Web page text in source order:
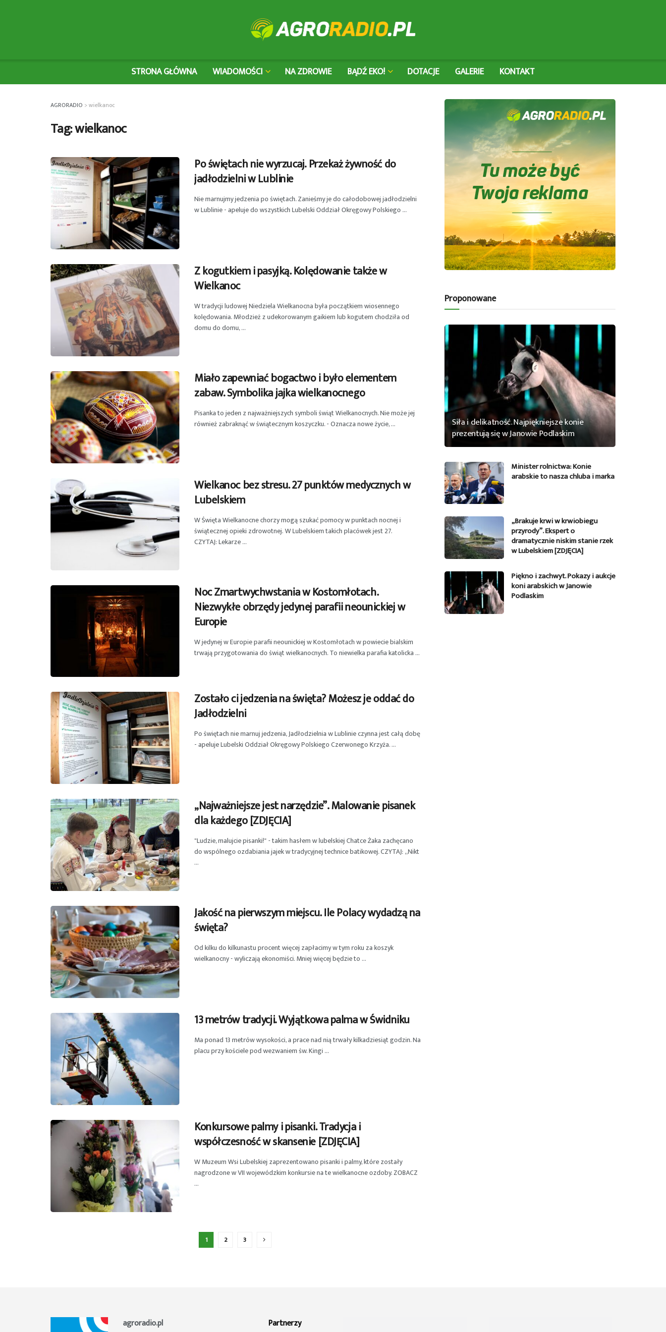
STRONA GŁÓWNA WIADOMOŚCI NA ZDROWIE BĄDŹ EKO! DOTACJE GALERIE KONTAKT
AGRORADIO >wielkanoc
Tag:wielkanoc
Po świętach nie wyrzucaj. Przekaż żywność do
jadłodzielni w Lublinie
Nie marnujmy jedzenia po świętach. Zanieśmy je do całodobowej jadłodzielni
w Lublinie - apeluje do wszystkich Lubelski Oddział Okręgowy Polskiego ...
Z kogutkiem i pasyjką. Kolędowanie także w
Wielkanoc
W tradycji ludowej Niedziela Wielkanocna była początkiem wiosennego
kolędowania. Młodzież z udekorowanym gaikiem lub kogutem chodziła od
domu do domu, ...
Miało zapewniać bogactwo i było elementem
zabaw. Symbolika jajka wielkanocnego
Pisanka to jeden z najważniejszych symboli świąt Wielkanocnych. Nie może jej
również zabraknąć w świątecznym koszyczku. - Oznacza nowe życie, ...
Wielkanoc bez stresu. 27 punktów medycznych w
Lubelskiem
W Święta Wielkanocne chorzy mogą szukać pomocy w punktach nocnej i
świątecznej opieki zdrowotnej. W Lubelskiem takich placówek jest 27.
CZYTAJ: Lekarze ...
Noc Zmartwychwstania w Kostomłotach.
Niezwykłe obrzędy jedynej parafii neounickiej w
Europie
W jedynej w Europie parafii neounickiej w Kostomłotach w powiecie bialskim
trwają przygotowania do świąt wielkanocnych. To niewielka parafia katolicka ...
Zostało ci jedzenia na święta? Możesz je oddać do
Jadłodzielni
Po świętach nie marnuj jedzenia, Jadłodzielnia w Lublinie czynna jest całą dobę
- apeluje Lubelski Oddział Okręgowy Polskiego Czerwonego Krzyża. ...
„Najważniejsze jest narzędzie”. Malowanie pisanek
dla każdego [ZDJĘCIA]
"Ludzie, malujcie pisanki!" - takim hasłem w lubelskiej Chatce Żaka zachęcano
do wspólnego ozdabiania jajek w tradycyjnej technice batikowej. CZYTAJ: „Nikt
...
Jakość na pierwszym miejscu. Ile Polacy wydadzą na
święta?
Od kilku do kilkunastu procent więcej zapłacimy w tym roku za koszyk
wielkanocny - wyliczają ekonomiści. Mniej więcej będzie to ...
13 metrów tradycji. Wyjątkowa palma w Świdniku
Ma ponad 13 metrów wysokości, a prace nad nią trwały kilkadziesiąt godzin. Na
placu przy kościele pod wezwaniem św. Kingi ...
Konkursowe palmy i pisanki. Tradycja i
współczesność w skansenie [ZDJĘCIA]
W Muzeum Wsi Lubelskiej zaprezentowano pisanki i palmy, które zostały
nagrodzone w VII wojewódzkim konkursie na te wielkanocne ozdoby. ZOBACZ
...
1 2 3
Proponowane
Siła i delikatność. Najpiękniejsze konie
prezentują się w Janowie Podlaskim
Minister rolnictwa: Konie
arabskie to nasza chluba i marka
„Brakuje krwi w krwiobiegu
przyrody”. Ekspert o
dramatycznie niskim stanie rzek
w Lubelskiem [ZDJĘCIA]
Piękno i zachwyt. Pokazy i aukcje
koni arabskich w Janowie
Podlaskim
agroradio.pl
Partnerzy